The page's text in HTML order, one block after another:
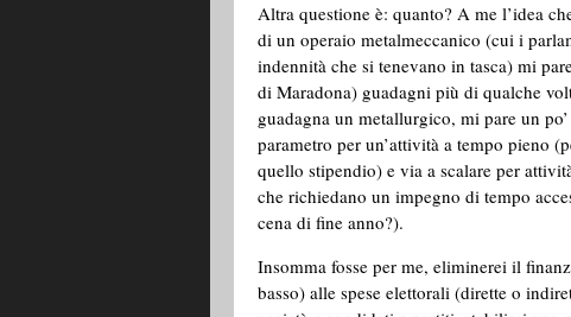
Altra questione è: quanto? A me l’idea
di un operaio metalmeccanico (cui i
indennità che si tenevano in tasca) mi
di Maradona) guadagni più di qualche
guadagna un metallurgico, mi pare un
parametro per un’attività a tempo pieno
quello stipendio) e via a scalare per
che richiedano un impegno di tempo
cena di fine anno?).
Insomma fosse per me, eliminerei il
basso) alle spese elettorali (dirette o